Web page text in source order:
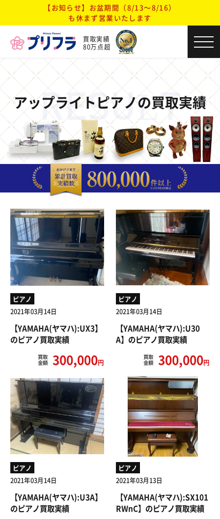
【お知らせ】お盆期間（8/13～8/16）
も休まず営業いたします
買取実績
80万点超
RESULT
アップライトピアノの買取実績
ピアノ
2021年03月14日
【YAMAHA(ヤマハ):UX3】
のピアノ買取実績
買取
金額
300,000円
ピアノ
2021年03月14日
【YAMAHA(ヤマハ):U30
A】のピアノ買取実績
買取
金額
300,000円
ピアノ
2021年03月14日
【YAMAHA(ヤマハ):U3A】
のピアノ買取実績
ピアノ
2021年03月13日
【YAMAHA(ヤマハ):SX101
RWnC】のピアノ買取実績